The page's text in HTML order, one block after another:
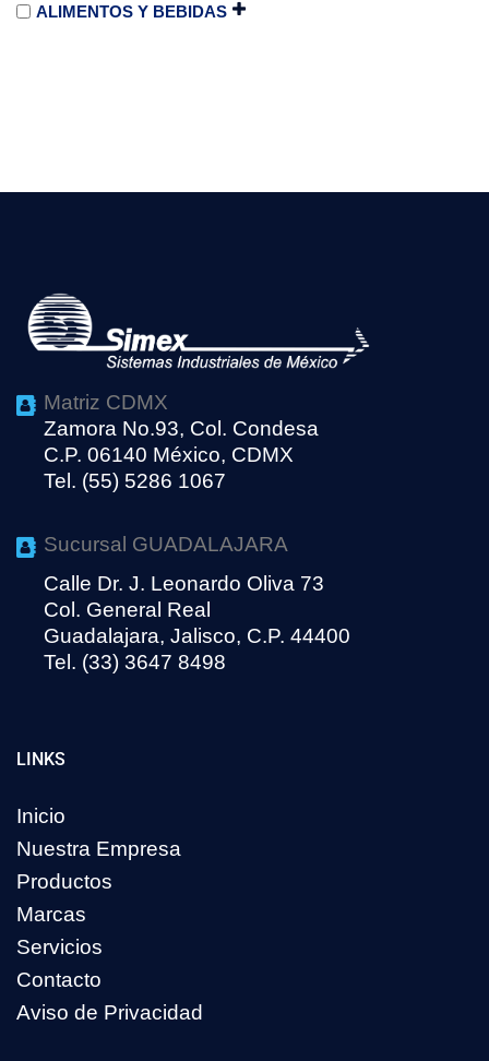
ALIMENTOS Y BEBIDAS
Matriz CDMX
Zamora No.93, Col. Condesa
C.P. 06140 México, CDMX
Tel. (55) 5286 1067
Sucursal GUADALAJARA
Calle Dr. J. Leonardo Oliva 73
Col. General Real
Guadalajara, Jalisco, C.P. 44400
Tel. (33) 3647 8498
LINKS
Inicio
Nuestra Empresa
Productos
Marcas
Servicios
Contacto
Aviso de Privacidad